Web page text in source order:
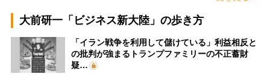
大前研一「ビジネス新大陸」の歩き方
「イラン戦争を利用して儲けている」利益相反と
の批判が強まるトランプファミリーの不正蓄財
疑…